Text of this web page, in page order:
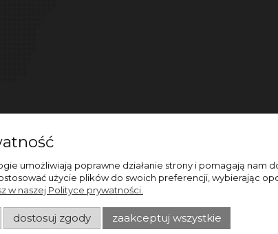
umożliwiają poprawne działanie strony i pomagają
użycie plików do swoich preferencji, wybierając
w naszej Polityce prywatności.
dostosuj zgody zaakceptuj wszystkie